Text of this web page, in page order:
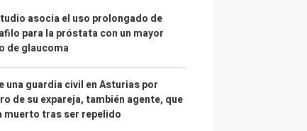
asocia el uso prolongado de
para la próstata con un mayor
de glaucoma
una guardia civil en Asturias por
de su expareja, también agente, que
muerto tras ser repelido